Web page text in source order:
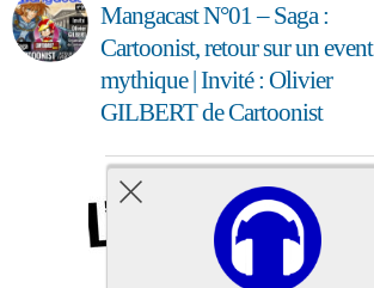
Mangacast N°01 – Saga :
Cartoonist, retour sur un event
mythique | Invité : Olivier
GILBERT de Cartoonist